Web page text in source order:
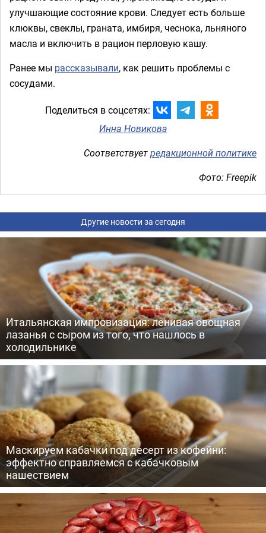
улучшающие состояние крови. Следует есть больше
клюквы, свеклы, граната, имбиря, чеснока, льняного
масла и включить в рацион перловую кашу.
Ранее мы рассказывали, как решить проблемы с
сосудами.
Поделиться в соцсетях:
Инна Новикова
Соответствуетредакционной политике
Фото: Freepik
Другие новости за сегодня
Итальянская импровизация: ленивая овощная
лазанья с сыром из того, что нашлось в
холодильнике
Маскируем кабачки под десерт из кофейни:
эффектно справляемся с кабачковым
нашествием